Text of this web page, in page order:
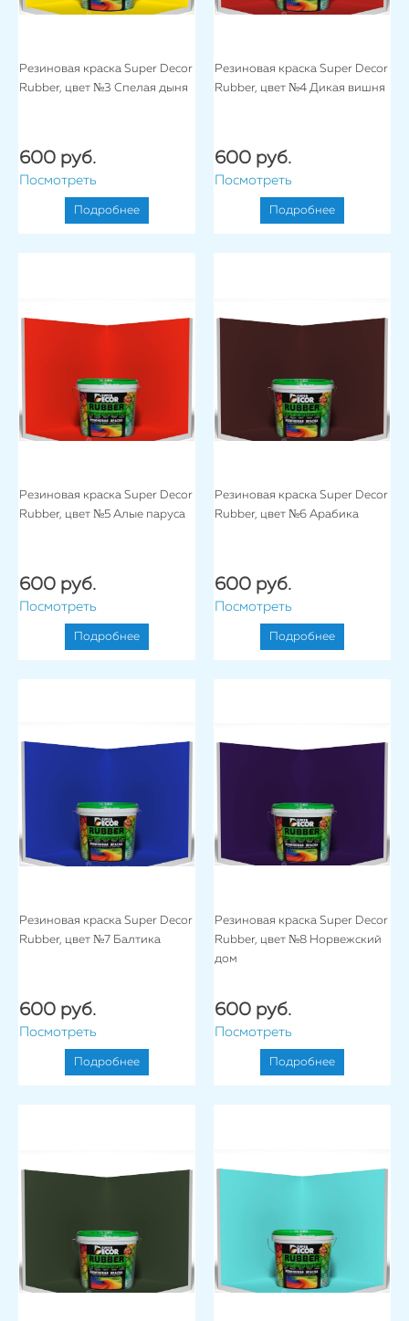
Резиновая краска Super Decor
Rubber, цвет №3 Спелая дыня
600 руб.
Посмотреть
Подробнее
Резиновая краска Super Decor
Rubber, цвет №4 Дикая вишня
600 руб.
Посмотреть
Подробнее
Резиновая краска Super Decor
Rubber, цвет №5 Алые паруса
600 руб.
Посмотреть
Подробнее
Резиновая краска Super Decor
Rubber, цвет №6 Арабика
600 руб.
Посмотреть
Подробнее
Резиновая краска Super Decor
Rubber, цвет №7 Балтика
600 руб.
Посмотреть
Подробнее
Резиновая краска Super Decor
Rubber, цвет №8 Норвежский
дом
600 руб.
Посмотреть
Подробнее